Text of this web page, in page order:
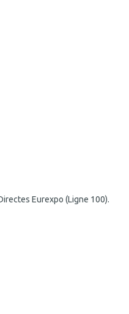
Eurexpo (Ligne 100).